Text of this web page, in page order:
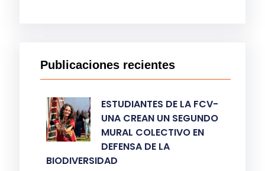
Publicaciones recientes
ESTUDIANTES DE LA FCV-
UNA CREAN UN SEGUNDO
MURAL COLECTIVO EN
DEFENSA DE LA
BIODIVERSIDAD